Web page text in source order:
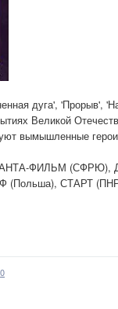
дуга', 'Прорыв',
Великой
вымышленные
ФИЛЬМ
(Польша), СТАРТ
0